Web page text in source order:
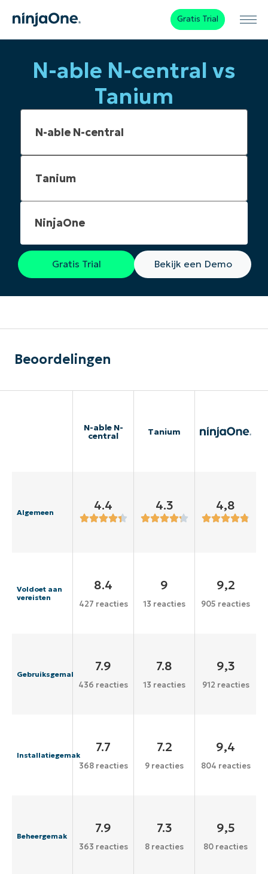
Gratis Trial
N-able N-central vs
Tanium
NinjaOne
Gratis Trial Bekijk een Demo
Beoordelingen
N-able N-
central Tanium
Algemeen 4.4 4.3 4,8
Voldoet aan
vereisten
8.4
427 reacties
9
13 reacties
9,2
905 reacties
Gebruiksgemak
7.9
436 reacties
7.8
13 reacties
9,3
912 reacties
Installatiegemak
7.7
368 reacties
7.2
9 reacties
9,4
804 reacties
Beheergemak
7.9
363 reacties
7.3
8 reacties
9,5
80 reacties